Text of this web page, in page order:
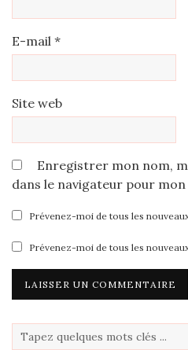
E-mail *
Site web
Enregistrer mon nom,
dans le navigateur pour
Prévenez-moi de tous les
Prévenez-moi de tous les